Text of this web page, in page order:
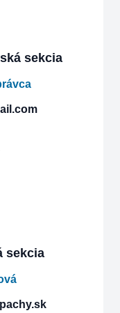
sekcia
sekcia